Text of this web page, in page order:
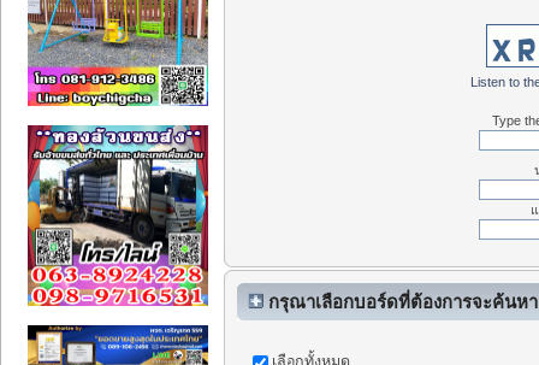
Listen to
Type
กรุณาเลือกบอร์ดที่ต้องการจะค้นห
เลือกทั้งหมด